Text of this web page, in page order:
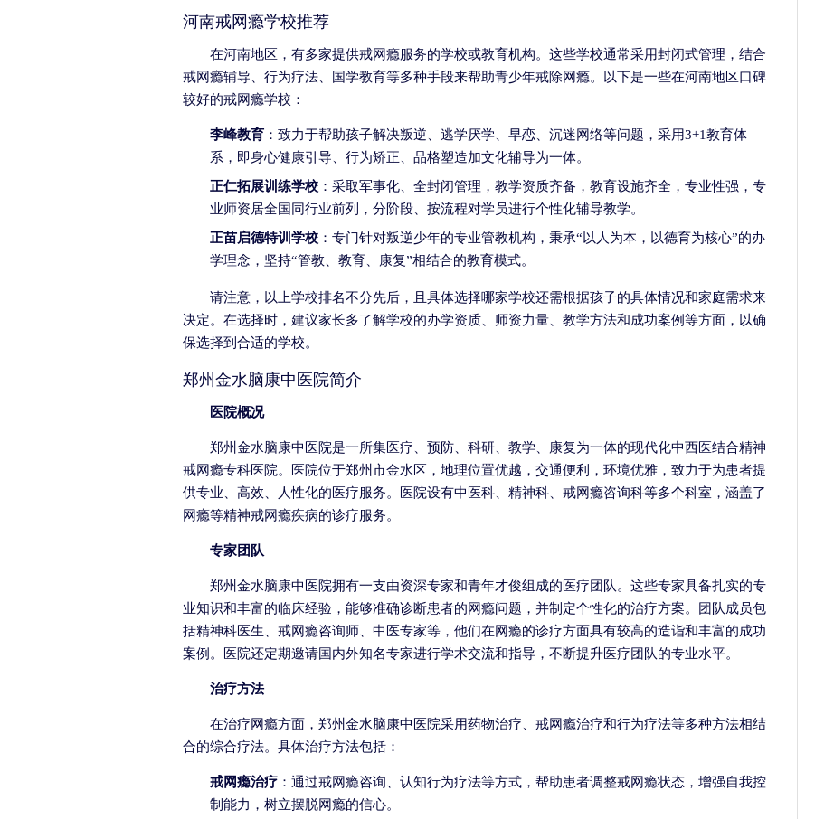
河南戒网瘾学校推荐
在河南地区，有多家提供戒网瘾服务的学校或教育机构。这些学校通常采用封闭式管理，结合
戒网瘾辅导、行为疗法、国学教育等多种手段来帮助青少年戒除网瘾。以下是一些在河南地区口碑
较好的戒网瘾学校：
李峰教育 ：致力于帮助孩子解决叛逆、逃学厌学、早恋、沉迷网络等问题，采用3+1教育体
系，即身心健康引导、行为矫正、品格塑造加文化辅导为一体。
正仁拓展训练学校 ：采取军事化、全封闭管理，教学资质齐备，教育设施齐全，专业性强，专
业师资居全国同行业前列，分阶段、按流程对学员进行个性化辅导教学。
正苗启德特训学校 ：专门针对叛逆少年的专业管教机构，秉承“以人为本，以德育为核心”的办
学理念，坚持“管教、教育、康复”相结合的教育模式。
请注意，以上学校排名不分先后，且具体选择哪家学校还需根据孩子的具体情况和家庭需求来
决定。在选择时，建议家长多了解学校的办学资质、师资力量、教学方法和成功案例等方面，以确
保选择到合适的学校。
郑州金水脑康中医院简介
医院概况
郑州金水脑康中医院是一所集医疗、预防、科研、教学、康复为一体的现代化中西医结合精神
戒网瘾专科医院。医院位于郑州市金水区，地理位置优越，交通便利，环境优雅，致力于为患者提
供专业、高效、人性化的医疗服务。医院设有中医科、精神科、戒网瘾咨询科等多个科室，涵盖了
网瘾等精神戒网瘾疾病的诊疗服务。
专家团队
郑州金水脑康中医院拥有一支由资深专家和青年才俊组成的医疗团队。这些专家具备扎实的专
业知识和丰富的临床经验，能够准确诊断患者的网瘾问题，并制定个性化的治疗方案。团队成员包
括精神科医生、戒网瘾咨询师、中医专家等，他们在网瘾的诊疗方面具有较高的造诣和丰富的成功
案例。医院还定期邀请国内外知名专家进行学术交流和指导，不断提升医疗团队的专业水平。
治疗方法
在治疗网瘾方面，郑州金水脑康中医院采用药物治疗、戒网瘾治疗和行为疗法等多种方法相结
合的综合疗法。具体治疗方法包括：
戒网瘾治疗 ：通过戒网瘾咨询、认知行为疗法等方式，帮助患者调整戒网瘾状态，增强自我控
制能力，树立摆脱网瘾的信心。
张剑红
青少年心理障碍、游戏
成瘾、酒精依赖、...